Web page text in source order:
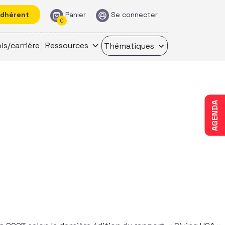
Panier
0
Se connecter
carrière Ressources Thématiques
AGENDA